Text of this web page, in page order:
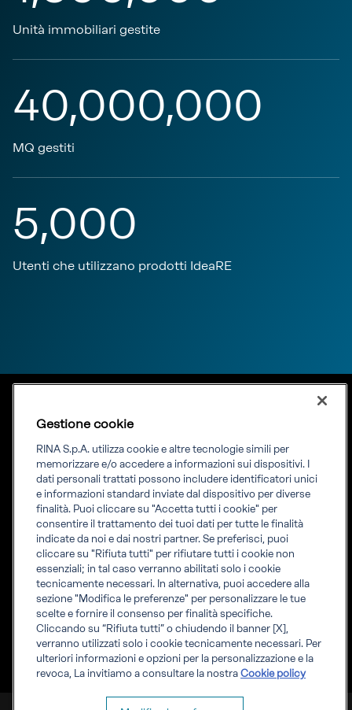
Unità immobiliari gestite
40,000,000
MQ gestiti
5,000
Utenti che utilizzano prodotti IdeaRE
Priming your future
RINA Prime supporta i propri clienti nella transizione verso un
futuro più evoluto e sostenibile
Informati
Scopri RINA
Info legali
Compliance
Whistleblowing
Gestione cookie
RINA S.p.A. utilizza cookie e altre tecnologie simili per
memorizzare e/o accedere a informazioni sui dispositivi. I
dati personali trattati possono includere identificatori unici
e informazioni standard inviate dal dispositivo per diverse
finalità. Puoi cliccare su "Accetta tutti i cookie" per
consentire il trattamento dei tuoi dati per tutte le finalità
indicate da noi e dai nostri partner. Se preferisci, puoi
cliccare su "Rifiuta tutti" per rifiutare tutti i cookie non
essenziali; in tal caso verranno abilitati solo i cookie
tecnicamente necessari. In alternativa, puoi accedere alla
sezione "Modifica le preferenze" per personalizzare le tue
scelte e fornire il consenso per finalità specifiche.
Cliccando su “Rifiuta tutti” o chiudendo il banner [X],
verranno utilizzati solo i cookie tecnicamente necessari. Per
ulteriori informazioni e opzioni per la personalizzazione e la
revoca, La invitiamo a consultare la nostra Cookie policy